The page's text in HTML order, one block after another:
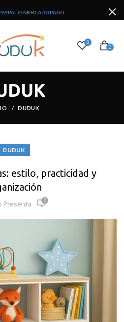
O MERCADOPAGO
0
0
DUDUK
DUDUK
estilo, practicidad y
Presenta 0